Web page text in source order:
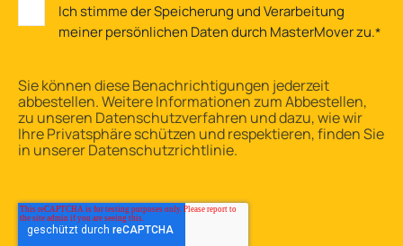
Ich stimme der Speicherung und Verarbeitung
meiner persönlichen Daten durch MasterMover zu.*
Sie können diese Benachrichtigungen jederzeit
abbestellen. Weitere Informationen zum Abbestellen,
zu unseren Datenschutzverfahren und dazu, wie wir
Ihre Privatsphäre schützen und respektieren, finden Sie
in unserer Datenschutzrichtlinie.